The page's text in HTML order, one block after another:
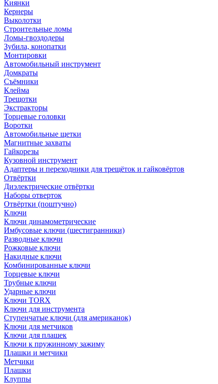
Киянки
Кернеры
Выколотки
Строительные ломы
Ломы-гвоздодеры
Зубила, конопатки
Монтировки
Автомобильный инструмент
Домкраты
Съёмники
Клейма
Трещотки
Экстракторы
Торцевые головки
Воротки
Автомобильные щетки
Магнитные захваты
Гайкорезы
Кузовной инструмент
Адаптеры и переходники для трещёток и гайковёртов
Отвёртки
Диэлектрические отвёртки
Наборы отверток
Отвёртки (поштучно)
Ключи
Ключи динамометрические
Имбусовые ключи (шестигранники)
Разводные ключи
Рожковые ключи
Накидные ключи
Комбинированные ключи
Торцевые ключи
Трубные ключи
Ударные ключи
Ключи TORX
Ключи для инструмента
Ступенчатые ключи (для американок)
Ключи для метчиков
Ключи для плашек
Ключи к пружинному зажиму
Плашки и метчики
Метчики
Плашки
Клуппы